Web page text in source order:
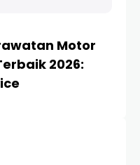
Motor
2026: